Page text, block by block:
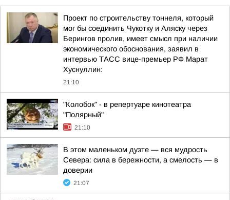
Проект по строительству тоннеля, который
мог бы соединить Чукотку и Аляску через
Берингов пролив, имеет смысл при наличии
экономического обоснования, заявил в
интервью ТАСС вице-премьер РФ Марат
Хуснуллин:
21:10
"Колобок" - в репертуаре кинотеатра
"Полярный"
21:10
В этом маленьком дуэте — вся мудрость
Севера: сила в бережности, а смелость — в
доверии
21:07